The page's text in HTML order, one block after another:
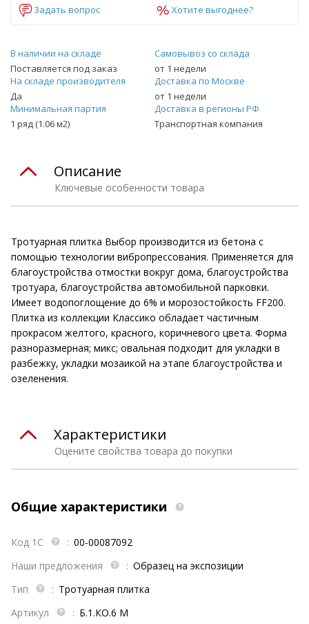
Задать вопрос
Хотите выгоднее?
В наличии на складе
Поставляется под заказ
Самовывоз со склада
от 1 недели
На складе производителя
Да
Доставка по Москве
от 1 недели
Минимальная партия
1 ряд (1.06 м2)
Доставка в регионы РФ
Транспортная компания
Ключевые особенности товара
Описание
Тротуарная плитка Выбор производится из бетона с
помощью технологии вибропрессования. Применяется для
благоустройства отмостки вокруг дома, благоустройства
тротуара, благоустройства автомобильной парковки.
Имеет водопоглощение до 6% и морозостойкость FF200.
Плитка из коллекции Классико обладает частичным
прокрасом желтого, красного, коричневого цвета. Форма
разноразмерная; микс; овальная подходит для укладки в
разбежку, укладки мозаикой на этапе благоустройства и
озеленения.
Оцените свойства товара до покупки
Характеристики
Общие характеристики
Код 1С : 00-00087092
Наши предложения
: Образец на экспозиции
Тип
: Тротуарная плитка
Артикул
: Б.1.КО.6 М